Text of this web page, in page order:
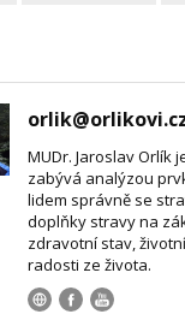
MUDr. Jaroslav Orlík
zabývá analýzou
lidem správně se
doplňky stravy na
zdravotní stav,
radosti ze života.